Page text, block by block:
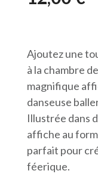
Ajoutez une
à la chambre
magnifique
danseuse
Illustrée dans
affiche au
parfait pour
féerique.